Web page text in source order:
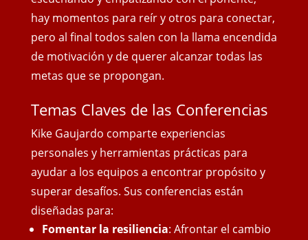
hay momentos para reír y otros para conectar,
pero al final todos salen con la llama encendida
de motivación y de querer alcanzar todas las
metas que se propongan.
Temas Claves de las Conferencias
Kike Gaujardo comparte experiencias
personales y herramientas prácticas para
ayudar a los equipos a encontrar propósito y
superar desafíos. Sus conferencias están
diseñadas para:
Fomentar la resiliencia: Afrontar el cambio